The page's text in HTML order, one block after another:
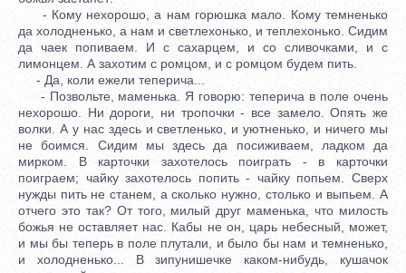
- Кому нехорошо, а нам горюшка мало. Кому темненько
да холодненько, а нам и светлехонько, и теплехонько. Сидим
да чаек попиваем. И с сахарцем, и со сливочками, и с
лимонцем. А захотим с ромцом, и с ромцом будем пить.
- Да, коли ежели теперича...
- Позвольте, маменька. Я говорю: теперича в поле очень
нехорошо. Ни дороги, ни тропочки - все замело. Опять же
волки. А у нас здесь и светленько, и уютненько, и ничего мы
не боимся. Сидим мы здесь да посиживаем, ладком да
мирком. В карточки захотелось поиграть - в карточки
поиграем; чайку захотелось попить - чайку попьем. Сверх
нужды пить не станем, а сколько нужно, столько и выпьем. А
отчего это так? От того, милый друг маменька, что милость
божья не оставляет нас. Кабы не он, царь небесный, может,
и мы бы теперь в поле плутали, и было бы нам и темненько,
и холодненько... В зипунишечке каком-нибудь, кушачок